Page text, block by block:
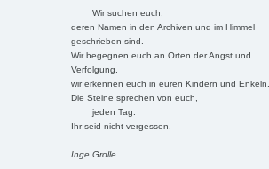
Wir suchen euch,
deren Namen in den Archiven und im Himmel
geschrieben sind.
Wir begegnen euch an Orten der Angst und
Verfolgung,
wir erkennen euch in euren Kindern und Enkeln.
Die Steine sprechen von euch,
jeden Tag.
Ihr seid nicht vergessen.
Inge Grolle